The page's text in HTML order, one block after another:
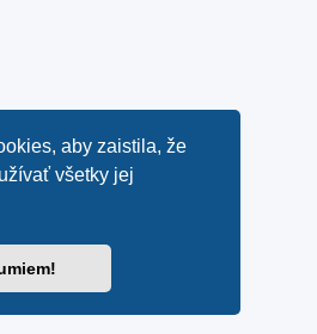
aby zaistila, že
všetky jej